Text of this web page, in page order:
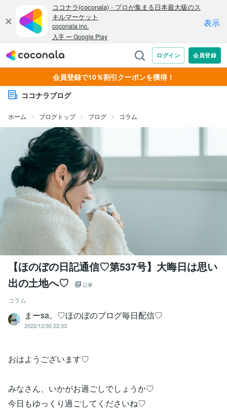
会員登録で10％割引クーポンを獲得！
ココナラブログ
ホーム ブログトップ ブログ コラム
【ほのぼの日記通信♡第537号】大晦日は思い
出の土地へ♡
記事
コラム
まーsa。♡ほのぼのブログ毎日配信♡
2022/12/30 22:33
おはようございます♡
みなさん、いかがお過ごしでしょうか♡
今日もゆっくり過ごしてくださいね♡